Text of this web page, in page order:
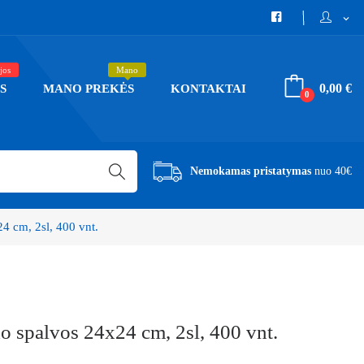
expand_more
MANO PREKĖS
Mano
KONTAKTAI 0,00 €
0
Nemokamas pristatymas nuo 40€
cm, 2sl, 400 vnt.
spalvos 24x24 cm, 2sl, 400 vnt.